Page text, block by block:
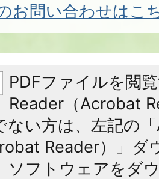
お問い合わせはこ
PDFファイルを閲
Reader（Acrobat
ない方は、左記の
Reader）」ダ
ソフトウェアをダ